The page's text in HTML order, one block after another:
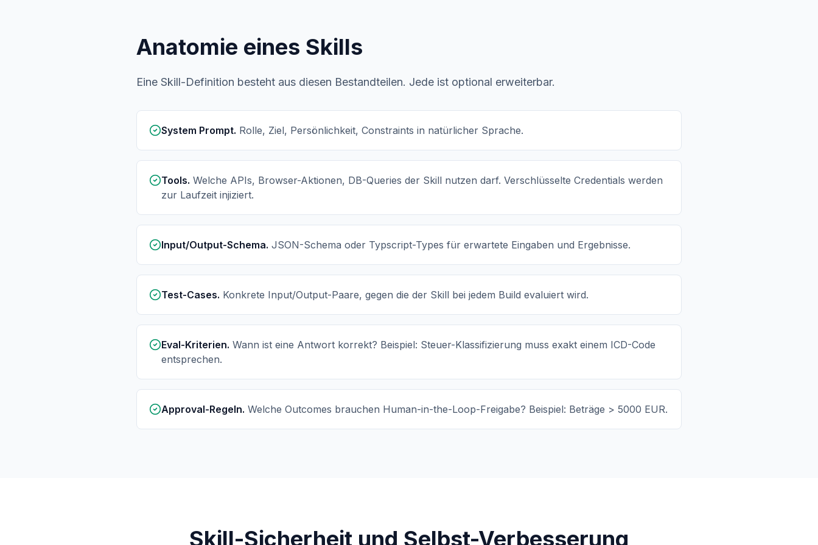
Anatomie eines Skills
Eine Skill-Definition besteht aus diesen Bestandteilen. Jede ist optional erweiterbar.
System Prompt. Rolle, Ziel, Persönlichkeit, Constraints in natürlicher Sprache.
Tools. Welche APIs, Browser-Aktionen, DB-Queries der Skill nutzen darf. Verschlüsselte Credentials werden
zur Laufzeit injiziert.
Input/Output-Schema. JSON-Schema oder Typscript-Types für erwartete Eingaben und Ergebnisse.
Test-Cases. Konkrete Input/Output-Paare, gegen die der Skill bei jedem Build evaluiert wird.
Eval-Kriterien. Wann ist eine Antwort korrekt? Beispiel: Steuer-Klassifizierung muss exakt einem ICD-Code
entsprechen.
Approval-Regeln. Welche Outcomes brauchen Human-in-the-Loop-Freigabe? Beispiel: Beträge > 5000 EUR.
Skill-Sicherheit und Selbst-Verbesserung